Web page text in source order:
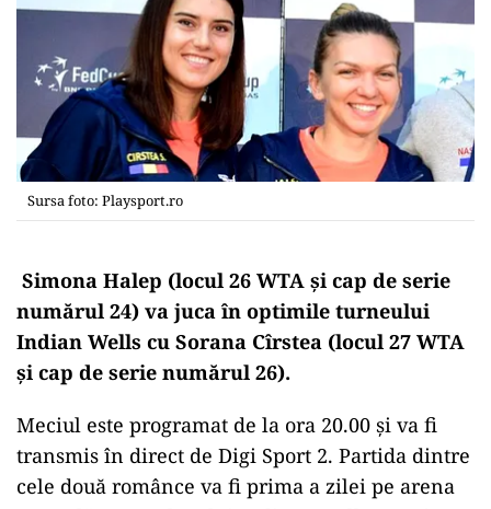
Sursa foto: Playsport.ro
Simona Halep (locul 26 WTA şi cap de serie
numărul 24) va juca în optimile turneului
Indian Wells cu Sorana Cîrstea (locul 27 WTA
şi cap de serie numărul 26).
Meciul este programat de la ora 20.00 și va fi
transmis în direct de Digi Sport 2. Partida dintre
cele două românce va fi prima a zilei pe arena